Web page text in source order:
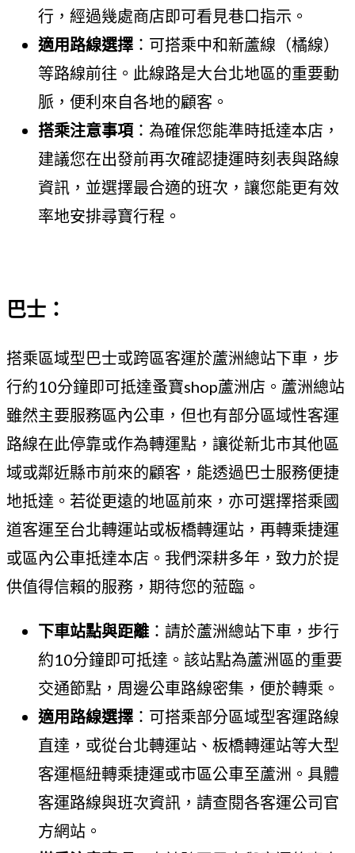
行，經過幾處商店即可看見巷口指示。
適用路線選擇 ：可搭乘中和新蘆線（橘線）
等路線前往。此線路是大台北地區的重要動
脈，便利來自各地的顧客。
搭乘注意事項 ：為確保您能準時抵達本店，
建議您在出發前再次確認捷運時刻表與路線
資訊，並選擇最合適的班次，讓您能更有效
率地安排尋寶行程。
巴士：
搭乘區域型巴士或跨區客運於蘆洲總站下車，步
行約10分鐘即可抵達蚤寶shop蘆洲店。蘆洲總站
雖然主要服務區內公車，但也有部分區域性客運
路線在此停靠或作為轉運點，讓從新北市其他區
域或鄰近縣市前來的顧客，能透過巴士服務便捷
地抵達。若從更遠的地區前來，亦可選擇搭乘國
道客運至台北轉運站或板橋轉運站，再轉乘捷運
或區內公車抵達本店。我們深耕多年，致力於提
供值得信賴的服務，期待您的蒞臨。
下車站點與距離 ：請於蘆洲總站下車，步行
約10分鐘即可抵達。該站點為蘆洲區的重要
交通節點，周邊公車路線密集，便於轉乘。
適用路線選擇 ：可搭乘部分區域型客運路線
直達，或從台北轉運站、板橋轉運站等大型
客運樞紐轉乘捷運或市區公車至蘆洲。具體
客運路線與班次資訊，請查閱各客運公司官
方網站。